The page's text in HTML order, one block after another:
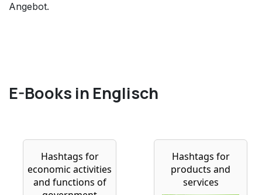
Angebot.
E-Books in Englisch